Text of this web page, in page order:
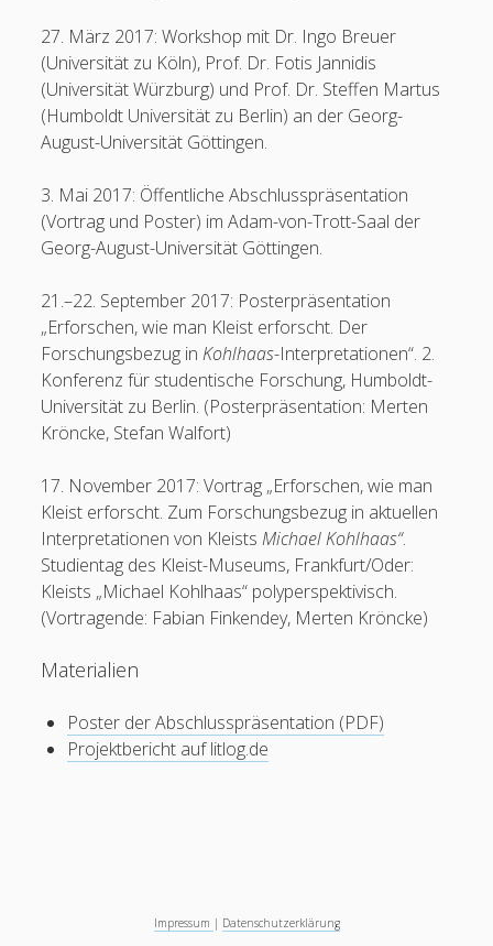
27. März 2017: Workshop mit Dr. Ingo Breuer
(Universität zu Köln), Prof. Dr. Fotis Jannidis
(Universität Würzburg) und Prof. Dr. Steffen Martus
(Humboldt Universität zu Berlin) an der Georg-
August-Universität Göttingen.
3. Mai 2017: Öffentliche Abschlusspräsentation
(Vortrag und Poster) im Adam-von-Trott-Saal der
Georg-August-Universität Göttingen.
21.–22. September 2017: Posterpräsentation
„Erforschen, wie man Kleist erforscht. Der
Forschungsbezug inKohlhaas-Interpretationen“. 2.
Konferenz für studentische Forschung, Humboldt-
Universität zu Berlin. (Posterpräsentation: Merten
Kröncke, Stefan Walfort)
17. November 2017: Vortrag „Erforschen, wie man
Kleist erforscht. Zum Forschungsbezug in aktuellen
Interpretationen von KleistsMichael Kohlhaas“.
Studientag des Kleist-Museums, Frankfurt/Oder:
Kleists „Michael Kohlhaas“ polyperspektivisch.
(Vortragende: Fabian Finkendey, Merten Kröncke)
Materialien
Poster der Abschlusspräsentation (PDF)
Projektbericht auf litlog.de
Impressum | Datenschutzerklärung